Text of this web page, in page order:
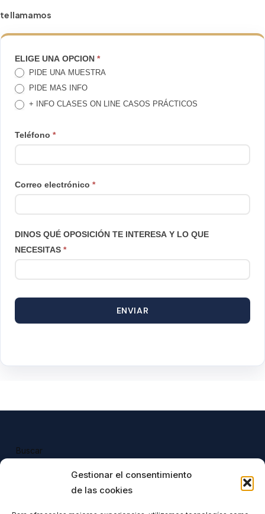
Gestionar el consentimiento
de las cookies
te llamamos
TE
LLAMAMOS
ELIGE UNA OPCION *
PIDE UNA MUESTRA
PIDE MAS INFO
+ INFO CLASES ON LINE CASOS PRÁCTICOS
Teléfono *
Correo electrónico *
DINOS QUÉ OPOSICIÓN TE INTERESA Y LO QUE
NECESITAS *
ENVIAR
Buscar